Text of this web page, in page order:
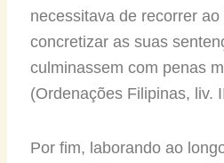
necessitava de recorrer
concretizar as suas
culminassem com penas
(Ordenações Filipinas, liv.
Por fim, laborando ao